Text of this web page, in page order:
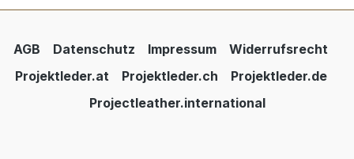
AGB Datenschutz Impressum
Widerrufsrecht
Projektleder.at
Projektleder.ch
Projektleder.de
Projectleather.international